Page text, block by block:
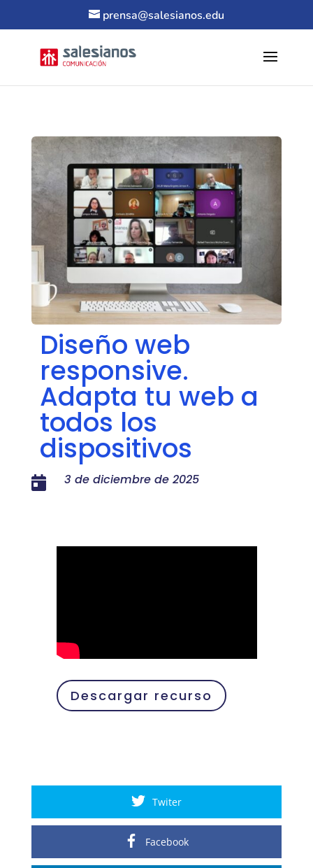
prensa@salesianos.edu
Diseño web
responsive.
Adapta tu web a
todos los
dispositivos
 3 de diciembre de 2025
Descargar recurso
Twiter
Facebook